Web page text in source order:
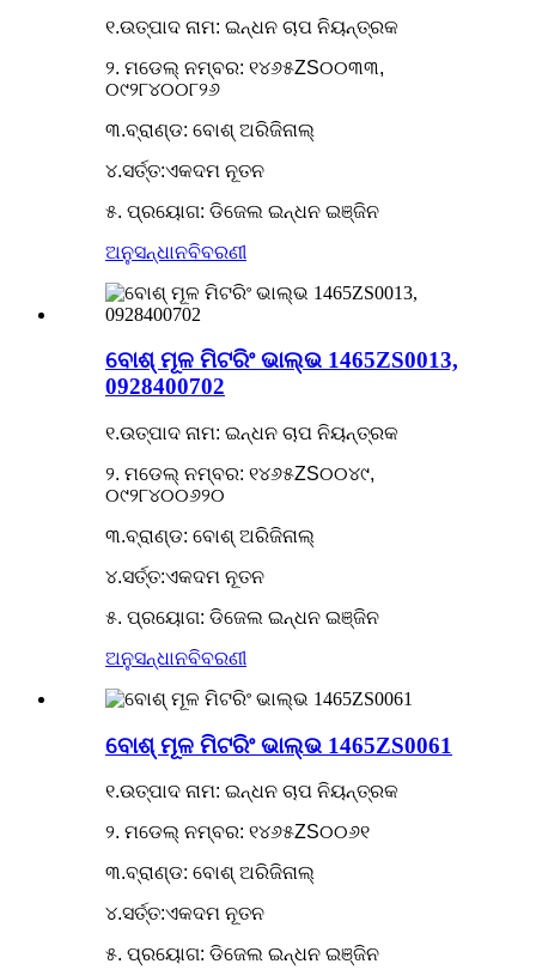
୧.ଉତ୍ପାଦ ନାମ: ଇନ୍ଧନ ଚାପ ନିୟନ୍ତ୍ରକ
୨. ମଡେଲ୍ ନମ୍ବର: ୧୪୬୫ZS୦୦୩୩,
୦୯୨୮୪୦୦୮୨୬
୩.ବ୍ରାଣ୍ଡ: ବୋଶ୍ ଅରିଜିନାଲ୍
୪.ସର୍ତ୍ତ:ଏକଦମ ନୂତନ
୫. ପ୍ରୟୋଗ: ଡିଜେଲ ଇନ୍ଧନ ଇଞ୍ଜିନ
ଅନୁସନ୍ଧାନବିବରଣୀ
ବୋଶ୍ ମୂଳ ମିଟରିଂ ଭାଲ୍ଭ 1465ZS0013,
0928400702
୧.ଉତ୍ପାଦ ନାମ: ଇନ୍ଧନ ଚାପ ନିୟନ୍ତ୍ରକ
୨. ମଡେଲ୍ ନମ୍ବର: ୧୪୬୫ZS୦୦୪୯,
୦୯୨୮୪୦୦୬୨୦
୩.ବ୍ରାଣ୍ଡ: ବୋଶ୍ ଅରିଜିନାଲ୍
୪.ସର୍ତ୍ତ:ଏକଦମ ନୂତନ
୫. ପ୍ରୟୋଗ: ଡିଜେଲ ଇନ୍ଧନ ଇଞ୍ଜିନ
ଅନୁସନ୍ଧାନବିବରଣୀ
ବୋଶ୍ ମୂଳ ମିଟରିଂ ଭାଲ୍ଭ 1465ZS0061
୧.ଉତ୍ପାଦ ନାମ: ଇନ୍ଧନ ଚାପ ନିୟନ୍ତ୍ରକ
୨. ମଡେଲ୍ ନମ୍ବର: ୧୪୬୫ZS୦୦୬୧
୩.ବ୍ରାଣ୍ଡ: ବୋଶ୍ ଅରିଜିନାଲ୍
୪.ସର୍ତ୍ତ:ଏକଦମ ନୂତନ
୫. ପ୍ରୟୋଗ: ଡିଜେଲ ଇନ୍ଧନ ଇଞ୍ଜିନ